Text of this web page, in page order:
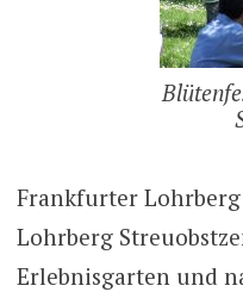
Frankfurter
Lohrberg
Erlebnisgarten und